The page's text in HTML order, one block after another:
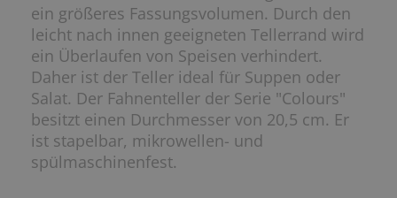
ein größeres Fassungsvolumen. Durch den
leicht nach innen geeigneten Tellerrand wird
ein Überlaufen von Speisen verhindert.
Daher ist der Teller ideal für Suppen oder
Salat. Der Fahnenteller der Serie "Colours"
besitzt einen Durchmesser von 20,5 cm. Er
ist stapelbar, mikrowellen- und
spülmaschinenfest.